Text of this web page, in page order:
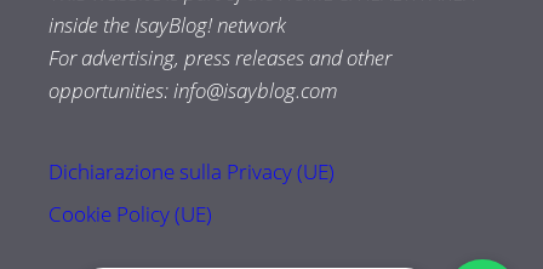
inside the IsayBlog! network
For advertising, press releases and other
opportunities:info@isayblog.com
Dichiarazione sulla Privacy (UE)
Cookie Policy (UE)